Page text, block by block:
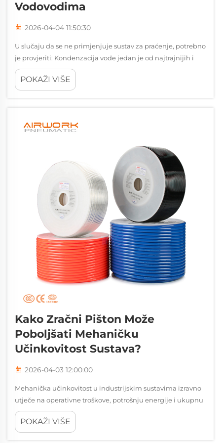
Vodovodima
2026-04-04 11:50:30
U slučaju da se ne primjenjuje sustav za praćenje, potrebno
je provjeriti: Kondenzacija vode jedan je od najtrajnijih i
najskupljih izazova u modernim pneumatičkim sustavima.
Za inženjere i upravitelje objekata...
POKAŽI VIŠE
Kako Zračni Pišton Može
Poboljšati Mehaničku
Učinkovitost Sustava?
2026-04-03 12:00:00
Mehanička učinkovitost u industrijskim sustavima izravno
utječe na operativne troškove, potrošnju energije i ukupnu
produktivnost. Kad inženjeri pokušavaju optimizirati
performanse sustava, izbor aktuatora postaje kritična
POKAŽI VIŠE